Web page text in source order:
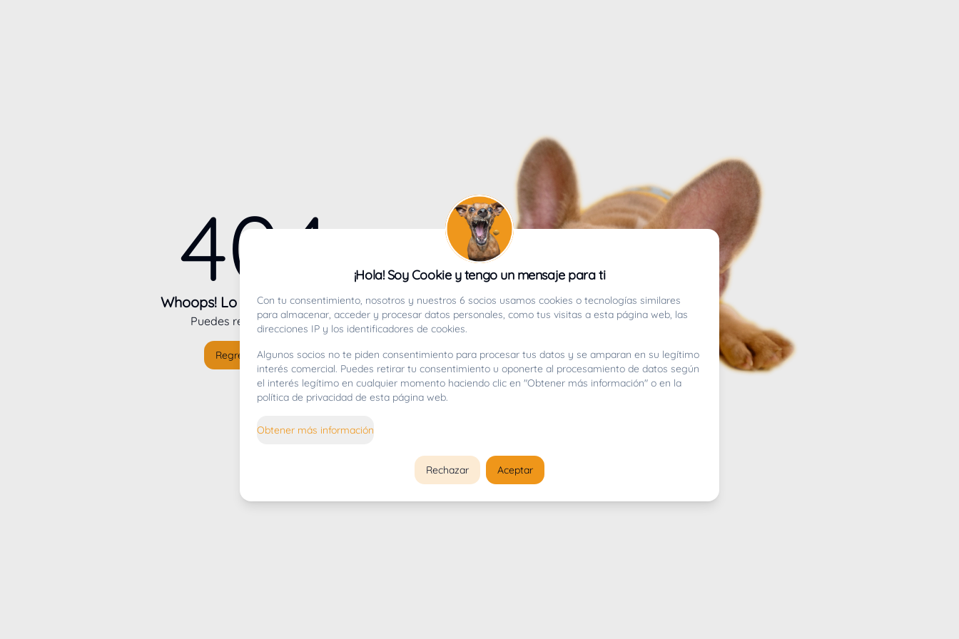
404
Whoops! Lo sentimos mucho.
Puedes regresar alinicio
Regresar al inicio
¡Hola! Soy Cookie y tengo un mensaje para ti
Con tu consentimiento, nosotros y nuestros 6 socios usamos cookies o tecnologías similares
para almacenar, acceder y procesar datos personales, como tus visitas a esta página web, las
direcciones IP y los identificadores de cookies.
Algunos socios no te piden consentimiento para procesar tus datos y se amparan en su legítimo
interés comercial. Puedes retirar tu consentimiento u oponerte al procesamiento de datos según
el interés legítimo en cualquier momento haciendo clic en "Obtener más información" o en la
política de privacidad de esta página web.
Obtener más información
Rechazar Aceptar